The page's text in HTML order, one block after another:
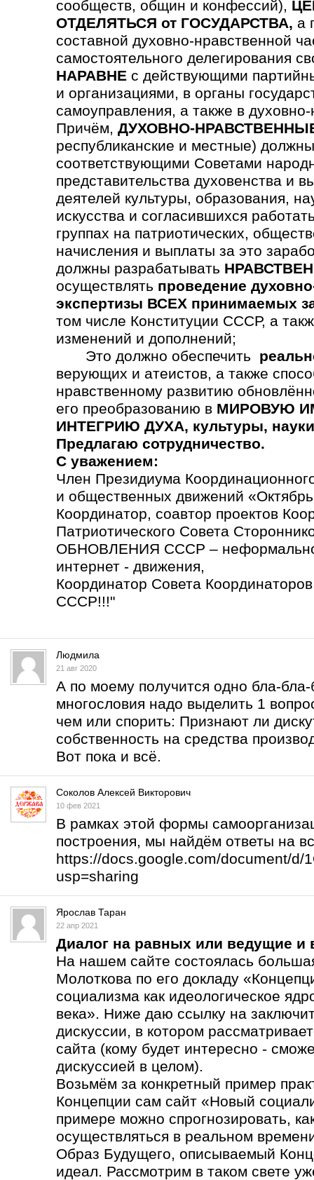
сообществ, общин и конфессий),
ОТДЕЛЯТЬСЯ от ГОСУДАРСТВА, а
составной духовно-нравственной
самостоятельного делегирования
НАРАВНЕ с действующими
и организациями, в органы
самоуправления, а также в
Причём, ДУХОВНО-
республиканские и местные)
соответствующими Советами
предста­вительства духовен­ства и
деятелей культуры, образования,
искусства и согла­сившихся
группах на патриотических,
начисления и выплаты за это
должны разрабатывать
осуществлять проведение
экспертизы ВСЕХ принимаемых
том числе Конституции СССР, а
изменений и дополнений;
Это должно обеспечить
верующих и атеистов, а также
нравственному развитию
его преобразованию в МИРОВУЮ
ИНТЕГРИЮ ДУХА, культуры,
Предлагаю сотрудничество.
С уважением:
Член Президиума
и общественных движений
Координатор, соавтор проектов
Патриотического Совета
ОБНОВЛЕНИЯ СССР –
интернет - движения,
Координатор Совета
СССР!!!"
Людмила
21 авг 2020
А по моему получится одно бла-бла-
многословия надо выделить 1
чем или спорить: Признают ли
собственность на средства
Вот пока и всё.
Соколов Алексей Викторович
10 фев 2021
В рамках этой формы
построения, мы найдём ответы на
https://docs.google.com/document/d/
usp=sharing
Ярослав Таран
22 апр 2021
Диалог на равных или ведущие и
На нашем сайте состоялась
Молоткова по его докладу
социализма как идеологическое
века». Ниже даю ссылку на
дискуссии, в котором
сайта (кому будет интересно -
дискуссией в целом).
Возьмём за конкретный пример
Концепции сам сайт «Новый
примере можно спрогнозировать,
осуществляться в реальном
Образ Будущего, описываемый
идеал. Рассмотрим в таком свете